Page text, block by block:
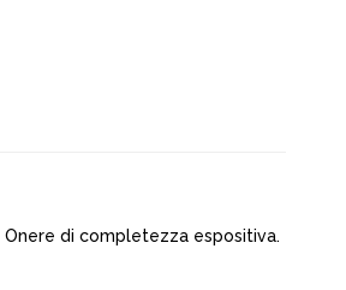
di completezza espositiva.